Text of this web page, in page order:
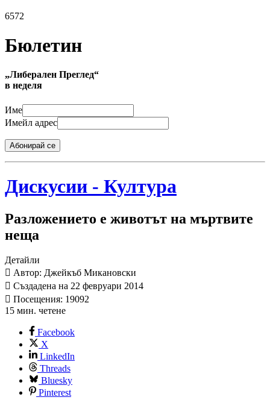
6572
Бюлетин
„Либерален Преглед“
в неделя
Име
Имейл адрес
Абонирай се
Дискусии - Култура
Разложението е животът на мъртвите
неща
Детайли
Автор: Джейкъб Микановски
Създадена на 22 февруари 2014
Посещения: 19092
15 мин. четене
Facebook
X
LinkedIn
Threads
Bluesky
Pinterest